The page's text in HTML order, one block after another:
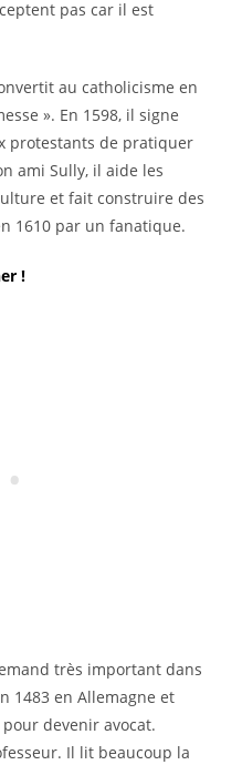
pas car il est
au catholicisme en
». En 1598, il signe
protestants de pratiquer
ami Sully, il aide les
et fait construire des
1610 par un fanatique.
!
très important dans
1483 en Allemagne et
devenir avocat.
Il lit beaucoup la